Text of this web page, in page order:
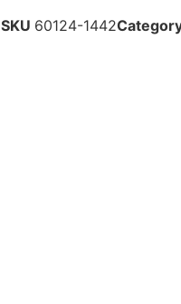
SKU 60124-1442